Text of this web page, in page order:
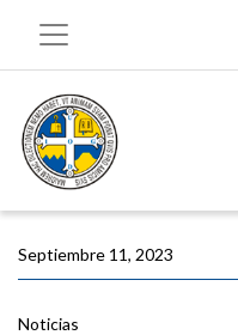
Septiembre 11, 2023
Noticias